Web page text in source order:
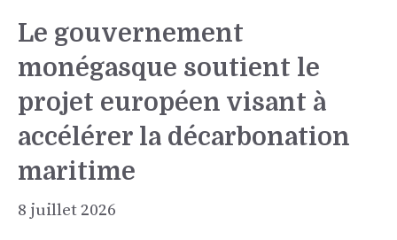
Le gouvernement
monégasque soutient le
projet européen visant à
accélérer la décarbonation
maritime
8 juillet 2026